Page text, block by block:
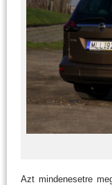
Azt mindenesetre